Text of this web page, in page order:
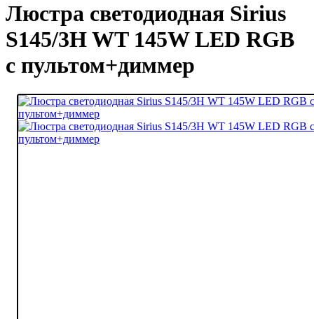
Люстра светодиодная Sirius
S145/3H WT 145W LED RGB
с пультом+диммер